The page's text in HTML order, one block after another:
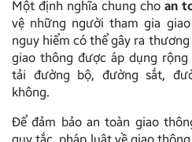
Một định nghĩa chung cho an
vệ những người tham gia
nguy hiểm có thể gây ra
giao thông được áp dụng
tải đường bộ, đường sắt,
không.
Để đảm bảo an toàn giao
quy tắc, pháp luật về giao